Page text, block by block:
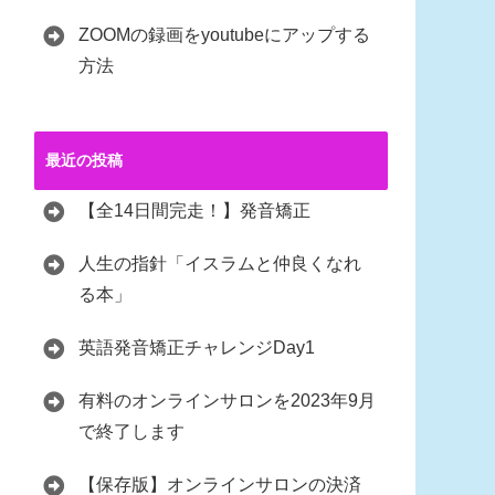
ZOOMの録画をyoutubeにアップする
方法
最近の投稿
【全14日間完走！】発音矯正
人生の指針「イスラムと仲良くなれ
る本」
英語発音矯正チャレンジDay1
有料のオンラインサロンを2023年9月
で終了します
【保存版】オンラインサロンの決済